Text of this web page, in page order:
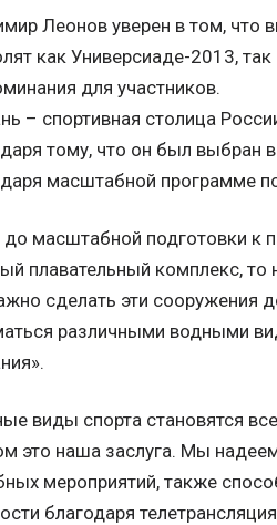
Леонов уверен в том, что
как Универсиаде-2013,
для участников.
– спортивная столица
тому, что он был выбран
масштабной программе
до масштабной подготовки
плавательный комплекс,
сделать эти сооружения
различными водными
виды спорта становятся
это наша заслуга. Мы
мероприятий, также
благодаря